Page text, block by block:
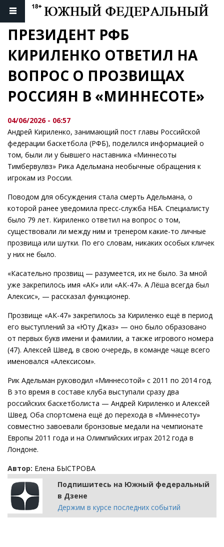
ПРЕЗИДЕНТ РФБ
КИРИЛЕНКО ОТВЕТИЛ НА
ВОПРОС О ПРОЗВИЩАХ
РОССИЯН В «МИННЕСОТЕ»
04/06/2026 - 06:57
Андрей Кириленко, занимающий пост главы Российской
федерации баскетбола (РФБ), поделился информацией о
том, были ли у бывшего наставника «Миннесоты
Тимбервулвз» Рика Адельмана необычные обращения к
игрокам из России.
Поводом для обсуждения стала смерть Адельмана, о
которой ранее уведомила пресс-служба НБА. Специалисту
было 79 лет. Кириленко ответил на вопрос о том,
существовали ли между ним и тренером какие-то личные
прозвища или шутки. По его словам, никаких особых кличек
у них не было.
«Касательно прозвищ — разумеется, их не было. За мной
уже закрепилось имя «АК» или «АК-47». А Лёша всегда был
Алексис», — рассказал функционер.
Прозвище «АК-47» закрепилось за Кириленко ещё в период
его выступлений за «Юту Джаз» — оно было образовано
от первых букв имени и фамилии, а также игрового номера
(47). Алексей Швед, в свою очередь, в команде чаще всего
именовался «Алексисом».
Рик Адельман руководил «Миннесотой» с 2011 по 2014 год.
В это время в составе клуба выступали сразу два
российских баскетболиста — Андрей Кириленко и Алексей
Швед. Оба спортсмена ещё до перехода в «Миннесоту»
совместно завоевали бронзовые медали на чемпионате
Европы 2011 года и на Олимпийских играх 2012 года в
Лондоне.
Автор: Елена БЫСТРОВА
Подпишитесь на Южный федеральный
в Дзене
Держим в курсе последних событий